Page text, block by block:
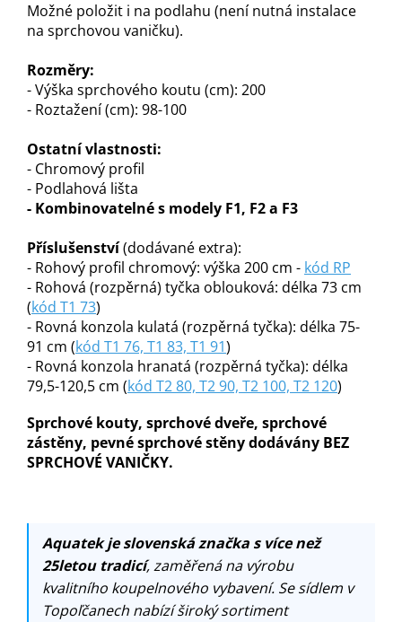
Možné položit i na podlahu (není nutná instalace
na sprchovou vaničku).
Rozměry:
- Výška sprchového koutu (cm): 200
- Roztažení (cm): 98-100
Ostatní vlastnosti:
- Chromový profil
- Podlahová lišta
- Kombinovatelné s modely F1, F2 a F3
Příslušenství(dodávané extra):
- Rohový profil chromový: výška 200 cm - kód RP
- Rohová (rozpěrná) tyčka oblouková: délka 73 cm
(kód T1 73)
- Rovná konzola kulatá (rozpěrná tyčka): délka 75-
91 cm (kód T1 76, T1 83, T1 91)
- Rovná konzola hranatá (rozpěrná tyčka): délka
79,5-120,5 cm (kód T2 80, T2 90, T2 100, T2 120)
Sprchové kouty, sprchové dveře, sprchové
zástěny, pevné sprchové stěny dodávány BEZ
SPRCHOVÉ VANIČKY.
Aquatek je slovenská značka s více než
25letou tradicí, zaměřená na výrobu
kvalitního koupelnového vybavení. Se sídlem v
Topoľčanech nabízí široký sortiment